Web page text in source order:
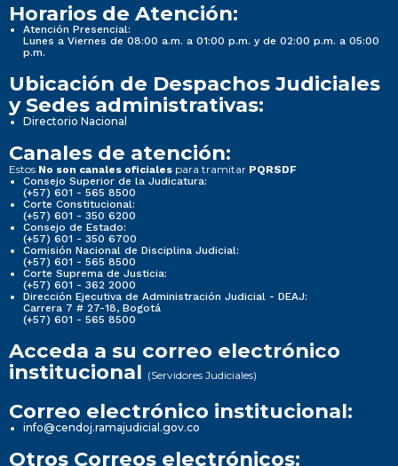
Horarios de Atención:
Atención Presencial:
Lunes a Viernes de 08:00 a.m. a 01:00 p.m. y de 02:00 p.m. a 05:00
p.m.
Ubicación de Despachos Judiciales
y Sedes administrativas:
Directorio Nacional
Canales de atención:
Estos No son canales oficiales para tramitar PQRSDF
Consejo Superior de la Judicatura:
(+57) 601 - 565 8500
Corte Constitucional:
(+57) 601 - 350 6200
Consejo de Estado:
(+57) 601 - 350 6700
Comisión Nacional de Disciplina Judicial:
(+57) 601 - 565 8500
Corte Suprema de Justicia:
(+57) 601 - 362 2000
Dirección Ejecutiva de Administración Judicial - DEAJ:
Carrera 7 # 27-18, Bogotá
(+57) 601 - 565 8500
Acceda a su correo electrónico
institucional (Servidores Judiciales)
Correo electrónico institucional:
info@cendoj.ramajudicial.gov.co
Otros Correos electrónicos: